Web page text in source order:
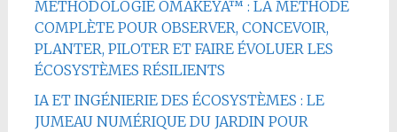
MÉTHODOLOGIE OMAKËYA™ : LA MÉTHODE
COMPLÈTE POUR OBSERVER, CONCEVOIR,
PLANTER, PILOTER ET FAIRE ÉVOLUER LES
ÉCOSYSTÈMES RÉSILIENTS
IA ET INGÉNIERIE DES ÉCOSYSTÈMES : LE
JUMEAU NUMÉRIQUE DU JARDIN POUR